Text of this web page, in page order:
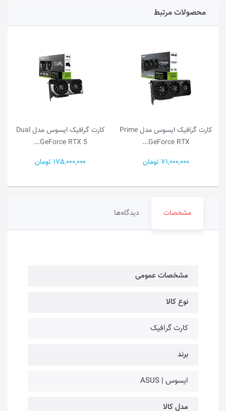
محصولات مرتبط
کارت گرافیک ایسوس مدل Prime
GeForce RTX...
71,000,000 تومان
کارت گرافیک ایسوس مدل Dual
GeForce RTX 5...
175,000,000 تومان
مشخصات دیدگاه‌ها
مشخصات عمومی
نوع کالا
کارت گرافیک
برند
ایسوس | ASUS
مدل کالا